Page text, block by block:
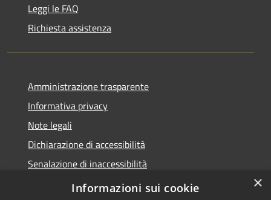
Leggi le FAQ
Richiesta assistenza
Amministrazione trasparente
Informativa privacy
Note legali
Dichiarazione di accessibilità
Senalazione di inaccessibilità
Whistleblowing segnalazione illeciti
×
Informazioni sui cookie